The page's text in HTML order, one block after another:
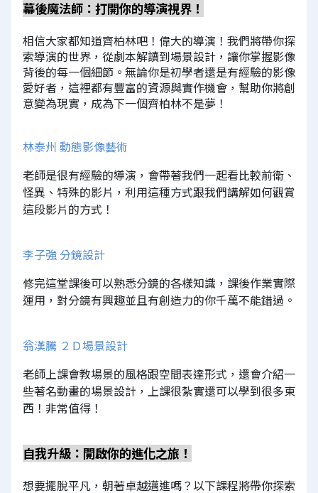
幕後魔法師：打開你的導演視界！
相信大家都知道齊柏林吧！偉大的導演！我們將帶你探
索導演的世界，從劇本解讀到場景設計，讓你掌握影像
背後的每一個細節。無論你是初學者還是有經驗的影像
愛好者，這裡都有豐富的資源與實作機會，幫助你將創
意變為現實，成為下一個齊柏林不是夢！
林泰州 動態影像藝術
老師是很有經驗的導演，會帶著我們一起看比較前衛、
怪異、特殊的影片，利用這種方式跟我們講解如何觀賞
這段影片的方式！
李子強 分鏡設計
修完這堂課後可以熟悉分鏡的各樣知識，課後作業實際
運用，對分鏡有興趣並且有創造力的你千萬不能錯過。
翁漢騰 ２Ｄ場景設計
老師上課會教場景的風格跟空間表達形式，還會介紹一
些著名動畫的場景設計，上課很紮實還可以學到很多東
西！非常值得！
自我升級：開啟你的進化之旅！
想要擺脫平凡，朝著卓越邁進嗎？以下課程將帶你探索